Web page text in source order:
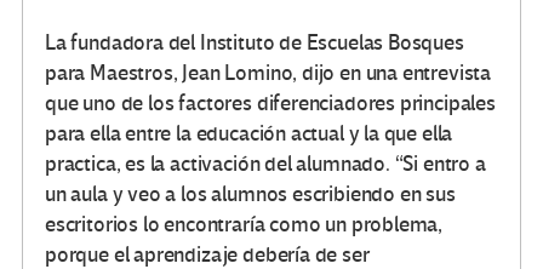
La fundadora del Instituto de Escuelas Bosques
para Maestros, Jean Lomino, dijo en una entrevista
que uno de los factores diferenciadores principales
para ella entre la educación actual y la que ella
practica, es la activación del alumnado. “Si entro a
un aula y veo a los alumnos escribiendo en sus
escritorios lo encontraría como un problema,
porque el aprendizaje debería de ser